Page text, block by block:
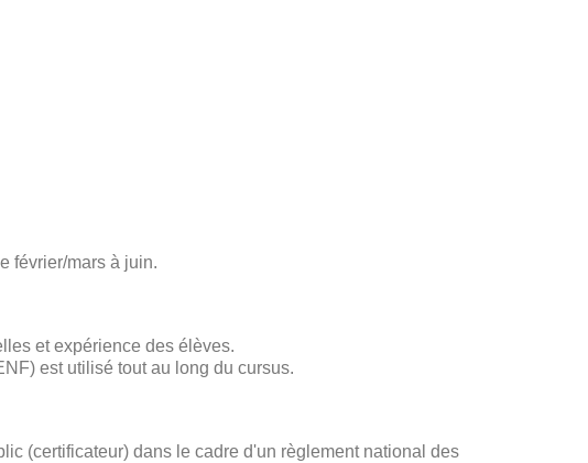
février/mars à juin.
et expérience des élèves.
est utilisé tout au long du cursus.
(certificateur) dans le cadre d'un règlement national des